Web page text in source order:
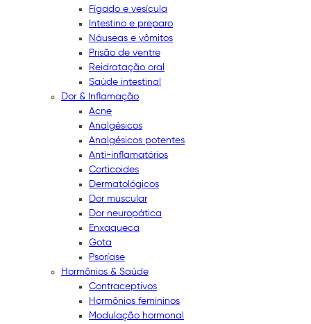
Fígado e vesícula
Intestino e preparo
Náuseas e vômitos
Prisão de ventre
Reidratação oral
Saúde intestinal
Dor & Inflamação
Acne
Analgésicos
Analgésicos potentes
Anti-inflamatórios
Corticoides
Dermatológicos
Dor muscular
Dor neuropática
Enxaqueca
Gota
Psoríase
Hormônios & Saúde
Contraceptivos
Hormônios femininos
Modulação hormonal